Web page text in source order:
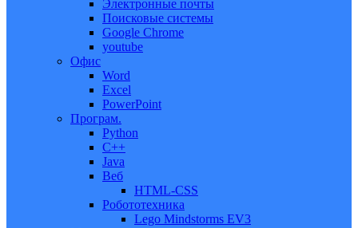
Электронные почты
Поисковые системы
Google Chrome
youtube
Офис
Word
Excel
PowerPoint
Програм.
Python
C++
Java
Веб
HTML-CSS
Робототехника
Lego Mindstorms EV3